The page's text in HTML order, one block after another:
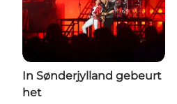
In Sønderjylland gebeurt
het